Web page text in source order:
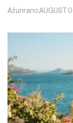
AžuriranoAUGUST